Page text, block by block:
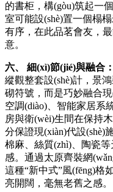
的書柜，構(gòu)筑起一
室可能設(shè)置一個榻
有序，在此品茗會友，
意。
六、 細(xì)節(jié)與融合
縱觀整套設(shè)計，景
砌符號，而是巧妙融合
空調(diào)、智能家居系
房與衛(wèi)生間在保持
分保證現(xiàn)代設(shè)
棉麻、絲質(zhì)、陶瓷
感。通過太原齊裝網
這種“新中式”風(fēng)格
亮開闊，毫無老舊之感。